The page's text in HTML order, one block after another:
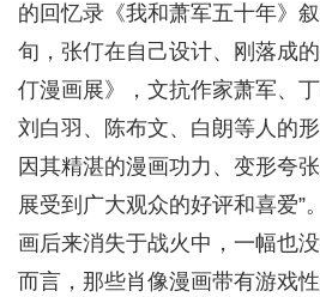
的回忆录《我和萧军五十年》
旬，张仃在自己设计、刚落成
仃漫画展》，文抗作家萧军、
刘白羽、陈布文、白朗等人的
因其精湛的漫画功力、变形夸
展受到广大观众的好评和喜爱”
画后来消失于战火中，一幅也
而言，那些肖像漫画带有游戏